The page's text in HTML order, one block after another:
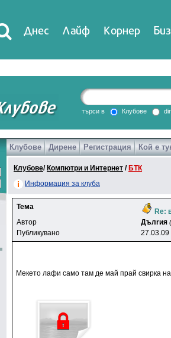
Днес Лайф Корнер
DirTV Impressio
Games
търси в Клубове
Клубове Дирене Регистрация Кой е
Клубове/ Компютри и Интернет / БТК
Информация за клуба
Тема
Re:
Автор
Дълrия
Публикувано
27.03.09
Мекето лафи само там де май прай свирка